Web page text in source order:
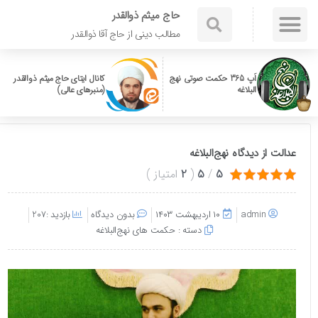
حاج میثم ذوالقدر
مطالب دینی از حاج آقا ذوالقدر
اَپ 365 حکمت صوتی نهج
البلاغه
کانال ایتای حاج میثم ذوالقدر
(منبرهای عالی)
عدالت از دیدگاه نهج‌البلاغه
5
/
5
(
2 امتیاز)
admin ۱۰ اردیبهشت ۱۴۰۳ بدون دیدگاه
بازدید :207
دسته :حکمت های نهج‌البلاغه